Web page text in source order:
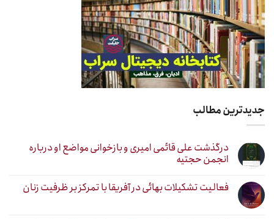
جدیدترین مطالب
درگذشت علی قائمی امیری و بازخوانی مواضع او درباره
انجمن حجتیه
فعالیت تشکیلات بهائی در آفریقا با تمرکز بر ظرفیت زنان